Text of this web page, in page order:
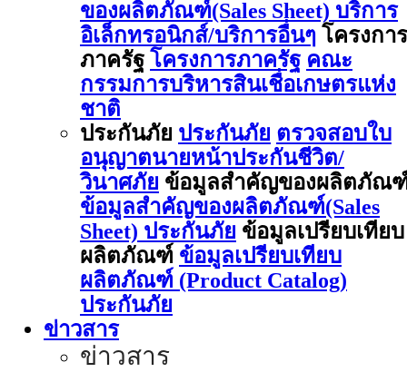
ของผลิตภัณฑ์(Sales Sheet) บริการ
อิเล็กทรอนิกส์/บริการอื่นๆ โครงการ
ภาครัฐ โครงการภาครัฐ คณะ
กรรมการบริหารสินเชื่อเกษตรแห่ง
ชาติ
ประกันภัย ประกันภัย ตรวจสอบใบ
อนุญาตนายหน้าประกันชีวิต/
วินาศภัย ข้อมูลสำคัญของผลิตภัณ
ข้อมูลสำคัญของผลิตภัณฑ์(Sales
Sheet) ประกันภัย ข้อมูลเปรียบเทียบ
ผลิตภัณฑ์ ข้อมูลเปรียบเทียบ
ผลิตภัณฑ์ (Product Catalog)
ประกันภัย
ข่าวสาร
ข่าวสาร